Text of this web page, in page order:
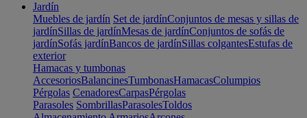
Jardín
Muebles de jardín Set de jardínConjuntos de mesas y sillas de
jardínSillas de jardínMesas de jardínConjuntos de sofás de
jardínSofás jardínBancos de jardínSillas colgantesEstufas de
exterior
Hamacas y tumbonas
AccesoriosBalancinesTumbonasHamacasColumpios
Pérgolas CenadoresCarpasPérgolas
Parasoles SombrillasParasolesToldos